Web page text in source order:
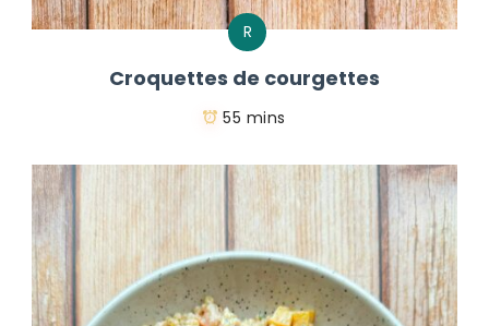
R
Croquettes de courgettes
55 mins